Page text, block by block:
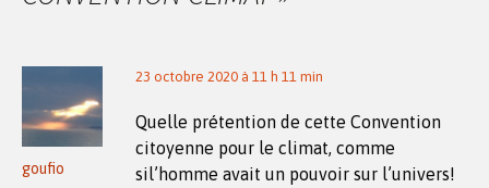
goufio
23 octobre 2020 à 11 h 11 min
Quelle prétention de cette Convention
citoyenne pour le climat, comme
sil’homme avait un pouvoir sur l’univers!